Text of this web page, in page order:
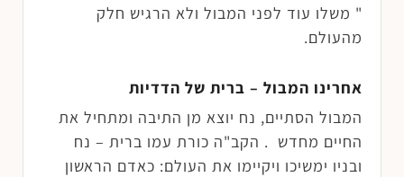
" משלו עוד לפני המבול ולא הרגיש חלק
מהעולם.
אחרינו המבול – ברית של הדדיות
המבול הסתיים, נח יוצא מן התיבה ומתחיל את
החיים מחדש . הקב"ה כורת עמו ברית – נח
ובניו ימשיכו ויקיימו את העולם: כאדם הראשון